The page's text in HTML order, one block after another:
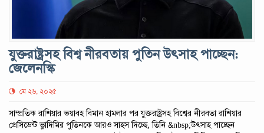
যুক্তরাষ্ট্রসহ বিশ্ব নীরবতায় পুতিন উৎসাহ পাচ্ছেন:
জেলেনস্কি
মে ২৬, ২০২৫
সাম্প্রতিক রাশিয়ার ভয়াবহ বিমান হামলার পর যুক্তরাষ্ট্রসহ বিশ্বের নীরবতা রাশিয়ার
প্রেসিডেন্ট ভ্লাদিমির পুতিনকে আরও সাহস দিচ্ছে, তিনি &nbsp;উৎসাহ পাচ্ছেন